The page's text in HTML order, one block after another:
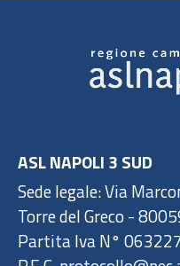
ASL NAPOLI 3 SUD
Sede legale: Via
Torre del Greco -
Partita Iva N°